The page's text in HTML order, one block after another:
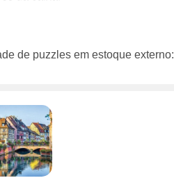
de puzzles em estoque externo: